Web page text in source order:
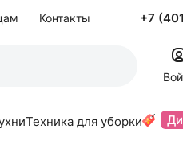
Контакты +7
Техника для уборки